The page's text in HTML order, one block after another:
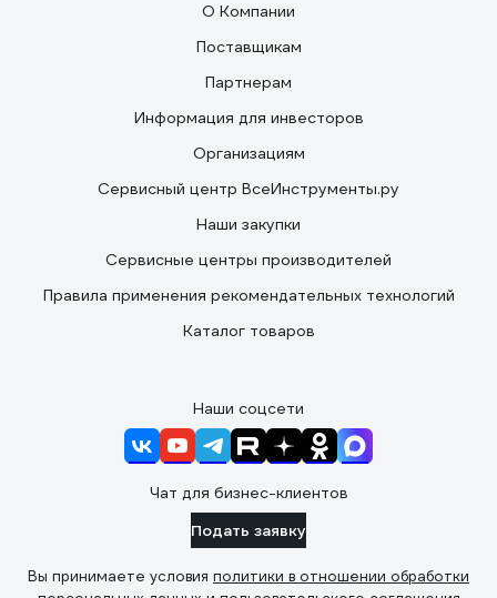
О Компании
Поставщикам
Партнерам
Информация для инвесторов
Организациям
Сервисный центр ВсеИнструменты.ру
Наши закупки
Сервисные центры производителей
Правила применения рекомендательных технологий
Каталог товаров
Наши соцсети
Чат для бизнес-клиентов
Подать заявку
Вы принимаете условия политики в отношении обработки